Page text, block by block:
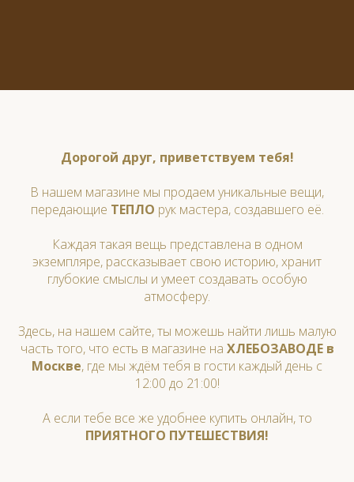
Дорогой друг, приветствуем тебя!
В нашем магазине мы продаем уникальные вещи,
передающие ТЕПЛО рук мастера, создавшего её.
Каждая такая вещь представлена в одном
экземпляре, рассказывает свою историю, хранит
глубокие смыслы и умеет создавать особую
атмосферу.
Здесь, на нашем сайте, ты можешь найти лишь малую
часть того, что есть в магазине на ХЛЕБОЗАВОДЕ в
Москве, где мы ждём тебя в гости каждый день с
12:00 до 21:00!
А если тебе все же удобнее купить онлайн, то
ПРИЯТНОГО ПУТЕШЕСТВИЯ!